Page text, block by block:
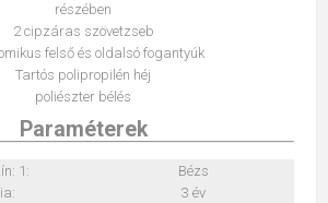
részében
2 cipzáras szövetzseb
felső és oldalsó fogantyúk
Tartós polipropilén héj
poliészter bélés
Paraméterek
1:
Bézs
3 év